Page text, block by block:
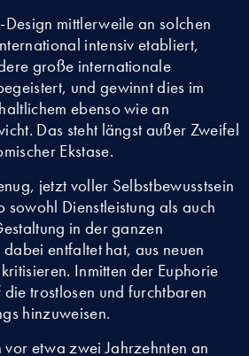
mittlerweile an solchen
intensiv etabliert,
große internationale
und gewinnt dies im
ebenso wie an
Das steht längst außer Zweifel
Ekstase.
jetzt voller Selbstbewusstsein
sowohl Dienstleistung als auch
in der ganzen
entfaltet hat, aus neuen
Inmitten der Euphorie
trostlosen und furchtbaren
hinzuweisen.
vor etwa zwei Jahrzehnten an